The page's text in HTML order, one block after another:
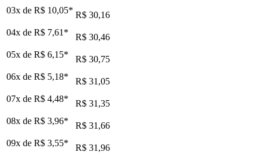
03x de R$ 10,05* R$ 30,16
04x de R$ 7,61 *
R$ 30,46
05x de R$ 6,15*
R$ 30,75
06x de R$ 5,18*
R$ 31,05
07x de R$ 4,48*
R$ 31,35
08x de R$ 3,96*
R$ 31,66
09x de R$ 3,55*
R$ 31,96